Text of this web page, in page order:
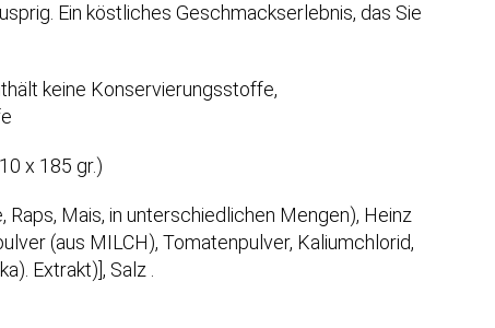
Ein köstliches Geschmackserlebnis, das Sie
keine Konservierungsstoffe,
x 185 gr.)
Mais, in unterschiedlichen Mengen), Heinz
(aus MILCH), Tomatenpulver, Kaliumchlorid,
Extrakt)], Salz .